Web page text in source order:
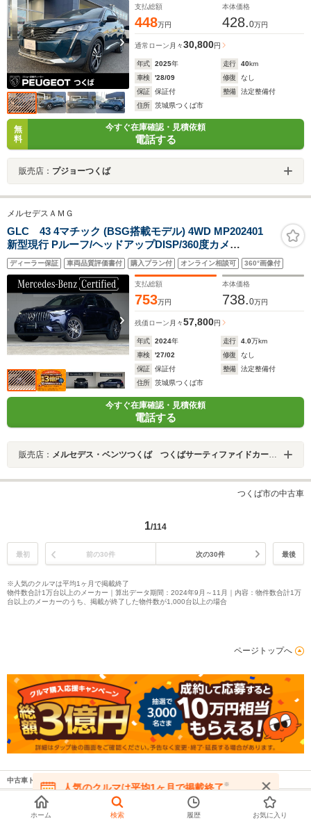
支払総額
448万円
本体価格
428.0万円
通常ローン 月々30,800円
年式 2025年 走行 40km
車検
'28/09 修復
なし
保証
保証付 整備
法定整備付
住所
茨城県つくば市
無
料
今すぐ在庫確認・見積依頼
電話する
販売店： プジョーつくば
メルセデスＡＭＧ
GLC 43 4マチック (BSG搭載モデル) 4WD MP202401
新型現行 Pルーフ/ヘッドアップDISP/360度カメ
ラ/Burmester 3D/AMG Performance ステアリング/シー
トベンチレーター/リアアクスルステアリング/20インチ
AMGアルミ
ディーラー保証 車両品質評価書付 購入プラン付 オンライン相談可 360°画像付
支払総額
753万円
本体価格
738.0万円
残価ローン 月々57,800円
年式 2024年 走行 4.0万km
車検
'27/02 修復
なし
保証
保証付 整備
法定整備付
住所
茨城県つくば市
今すぐ在庫確認・見積依頼
電話する
販売店： メルセデス・ベンツつくば つくばサーティファイドカーセンター
つくば市の中古車
1/114
最初 前の30件 次の30件 最後
※人気のクルマは平均1ヶ月で掲載終了
物件数合計1万台以上のメーカー｜算出データ期間：2024年9月～11月｜内容：物件数合計1万
台以上のメーカーのうち、掲載が終了した物件数が1,000台以上の場合
ページトップへ
中古車トップ 中古車情報:一覧
人気のクルマは平均1ヶ月で掲載終了※
在庫が無くなる前にお問い合わせください
ホーム 検索 履歴 お気に入り